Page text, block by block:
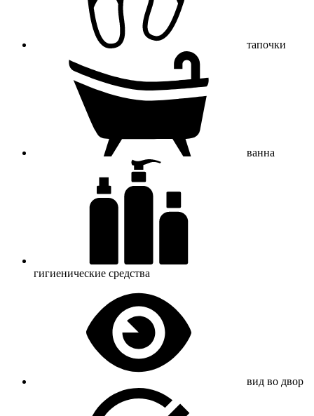
тапочки
ванна
гигиенические средства
вид во двор